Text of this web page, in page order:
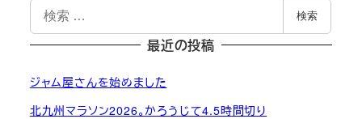
検
索
検索
最近の投稿
ジャム屋さんを始めました
北九州マラソン2026。かろうじて4.5時間切り